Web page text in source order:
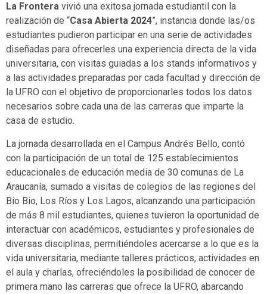
La Frontera vivió una exitosa jornada estudiantil con la
realización de “Casa Abierta 2024”, instancia donde las/os
estudiantes pudieron participar en una serie de actividades
diseñadas para ofrecerles una experiencia directa de la vida
universitaria, con visitas guiadas a los stands informativos y
a las actividades preparadas por cada facultad y dirección de
la UFRO con el objetivo de proporcionarles todos los datos
necesarios sobre cada una de las carreras que imparte la
casa de estudio.
La jornada desarrollada en el Campus Andrés Bello, contó
con la participación de un total de 125 establecimientos
educacionales de educación media de 30 comunas de La
Araucanía, sumado a visitas de colegios de las regiones del
Bio Bio, Los Ríos y Los Lagos, alcanzando una participación
de más 8 mil estudiantes, quienes tuvieron la oportunidad de
interactuar con académicos, estudiantes y profesionales de
diversas disciplinas, permitiéndoles acercarse a lo que es la
vida universitaria, mediante talleres prácticos, actividades en
el aula y charlas, ofreciéndoles la posibilidad de conocer de
primera mano las carreras que ofrece la UFRO, abarcando